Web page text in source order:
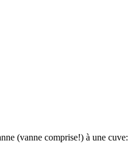
(vanne comprise!) à une cuve: